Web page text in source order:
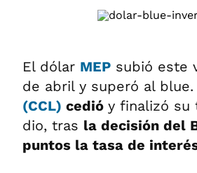
El dólar MEP subió este
de abril y superó al
(CCL) cedió y finalizó su
dio, tras la decisión del
puntos la tasa de